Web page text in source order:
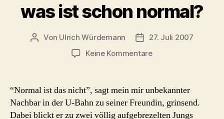
was ist schon normal?
Beitragsautor
Von Ulrich Würdemann Beitragsdatum
27. Juli 2007
Keine Kommentarezu
schon
“Normal ist das nicht”, sagt mein mir unbekannter
Nachbar in der U-Bahn zu seiner Freundin, grinsend.
Dabei blickt er zu zwei völlig aufgebrezelten Jungs